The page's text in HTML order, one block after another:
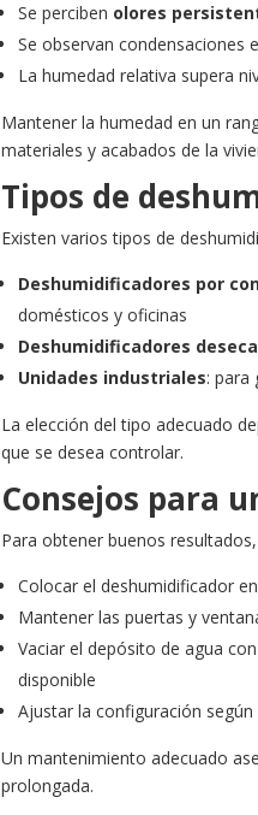
Se perciben olores
Se observan condensaciones
La humedad relativa supera
Mantener la humedad en un
materiales y acabados de la
Tipos de
Existen varios tipos de
Deshumidificadores por
domésticos y oficinas
Deshumidificadores
Unidades industriales: para
La elección del tipo adecuado
que se desea controlar.
Consejos para
Para obtener buenos
Colocar el deshumidificador
Mantener las puertas y
Vaciar el depósito de agua
disponible
Ajustar la configuración
Un mantenimiento adecuado
prolongada.